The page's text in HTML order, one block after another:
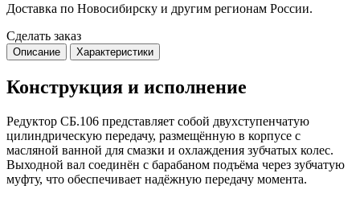
Доставка по Новосибирску и другим регионам России.
Сделать заказ
Описание Характеристики
Конструкция и исполнение
Редуктор СБ.106 представляет собой двухступенчатую
цилиндрическую передачу, размещённую в корпусе с
масляной ванной для смазки и охлаждения зубчатых колес.
Выходной вал соединён с барабаном подъёма через зубчатую
муфту, что обеспечивает надёжную передачу момента.